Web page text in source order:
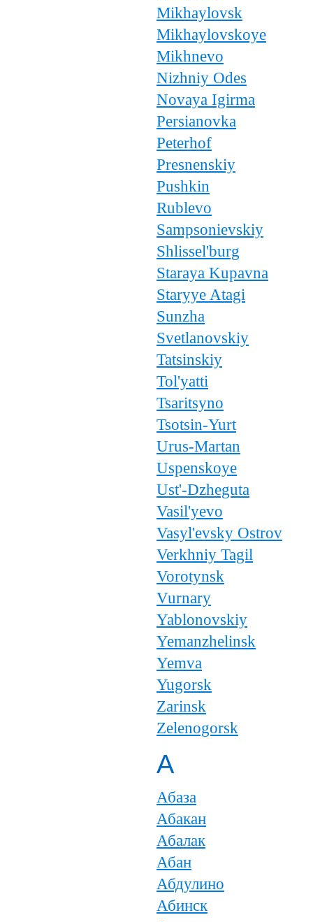
Mikhaylovsk
Mikhaylovskoye
Mikhnevo
Nizhniy Odes
Novaya Igirma
Persianovka
Peterhof
Presnenskiy
Pushkin
Rublevo
Sampsonievskiy
Shlissel'burg
Staraya Kupavna
Staryye Atagi
Sunzha
Svetlanovskiy
Tatsinskiy
Tol'yatti
Tsaritsyno
Tsotsin-Yurt
Urus-Martan
Uspenskoye
Ust'-Dzheguta
Vasil'yevo
Vasyl'evsky Ostrov
Verkhniy Tagil
Vorotynsk
Vurnary
Yablonovskiy
Yemanzhelinsk
Yemva
Yugorsk
Zarinsk
Zelenogorsk
А
Абаза
Абакан
Абалак
Абан
Абдулино
Абинск